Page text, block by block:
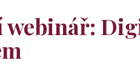
webinář: